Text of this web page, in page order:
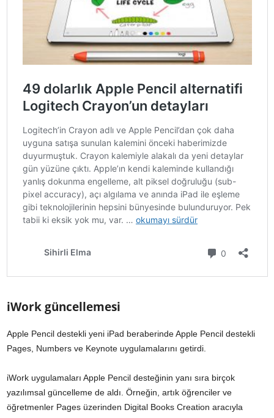
iWork güncellemesi
Apple Pencil destekli yeni iPad beraberinde Apple Pencil destekli
Pages, Numbers ve Keynote uygulamalarını getirdi.
iWork uygulamaları Apple Pencil desteğinin yanı sıra birçok
yazılımsal güncelleme de aldı. Örneğin, artık öğrenciler ve
öğretmenler Pages üzerinden Digital Books Creation aracıyla